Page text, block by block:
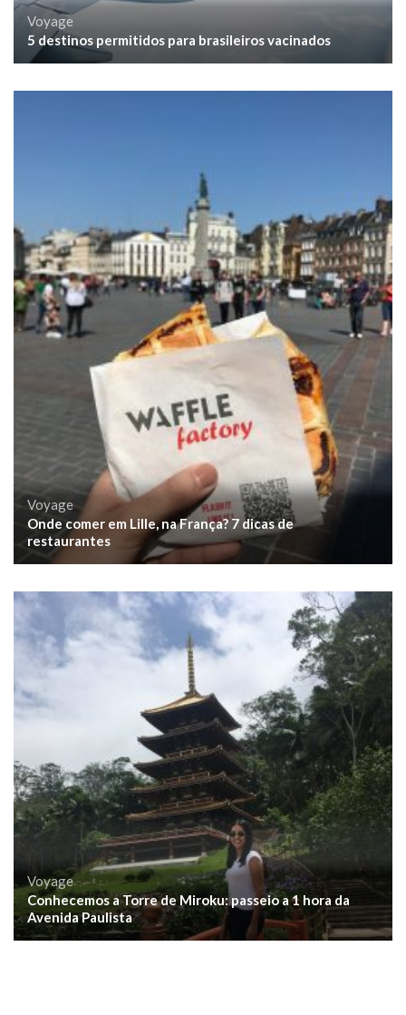
Voyage
5 destinos permitidos para brasileiros vacinados
Voyage
Onde comer em Lille, na França? 7 dicas de
restaurantes
Voyage
Conhecemos a Torre de Miroku: passeio a 1 hora da
Avenida Paulista